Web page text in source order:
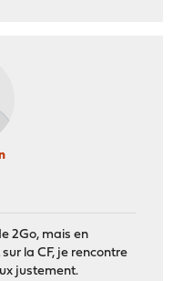
2Go, mais en
la CF, je rencontre
justement.